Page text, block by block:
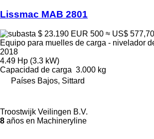
Lissmac MAB 2801
$ 23.190 EUR 500 ≈ US$ 577,70
Equipo para muelles de carga - nivelador
2018
4.49 Hp (3.3 kW)
Capacidad de carga 3.000 kg
Países Bajos, Sittard
Troostwijk Veilingen B.V.
8 años en Machineryline